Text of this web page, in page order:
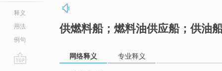
释义
用法
例句
供燃料船；燃料油供应船；供油
网络释义 专业释义